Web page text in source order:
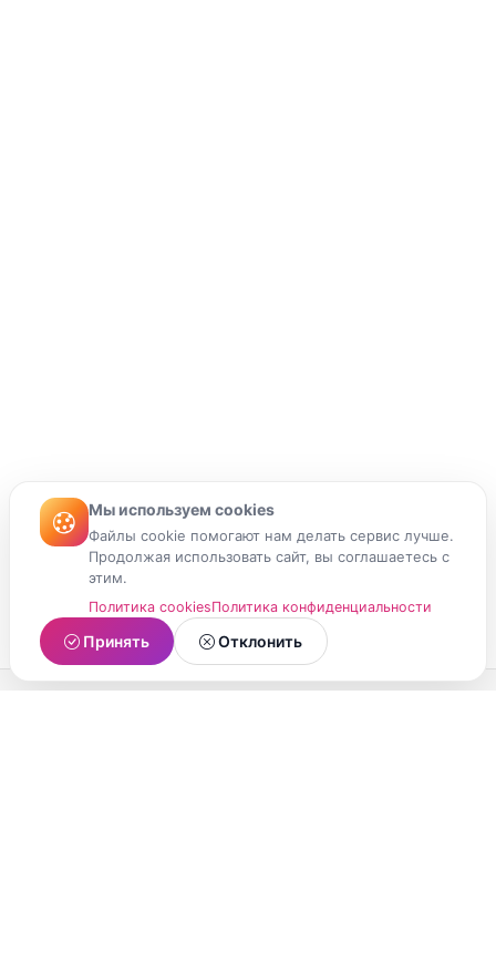
Мы используем cookies
Файлы cookie помогают нам делать сервис лучше.
Продолжая использовать сайт, вы соглашаетесь с
этим.
Политика cookiesПолитика конфиденциальности
Принять Отклонить